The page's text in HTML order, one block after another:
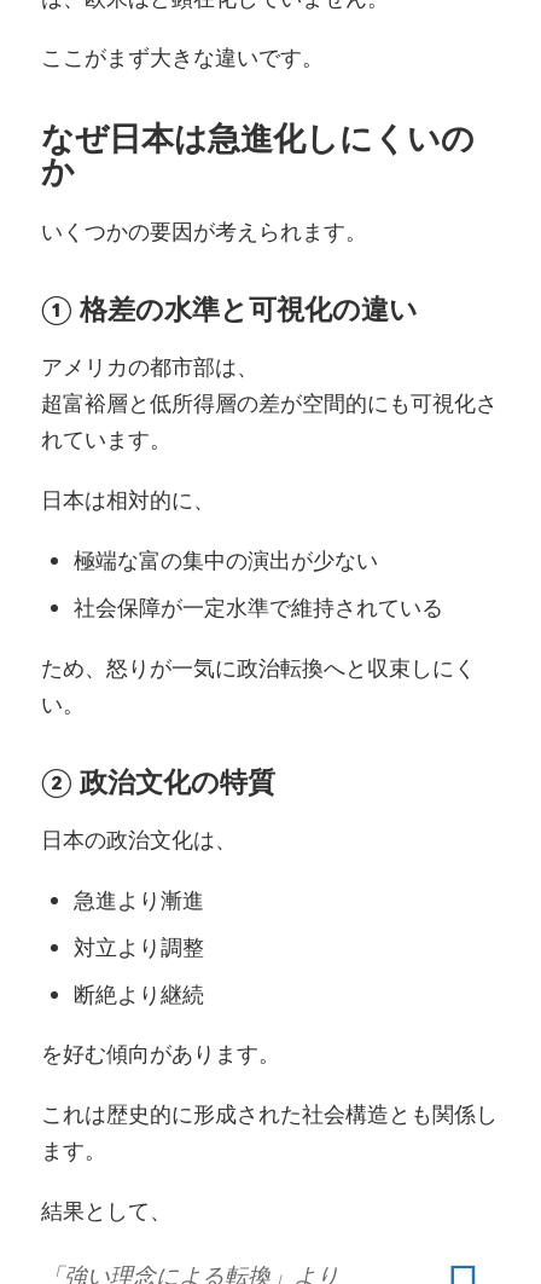
ここがまず大きな違いです。
なぜ日本は急進化しにくいの
か
いくつかの要因が考えられます。
① 格差の水準と可視化の違い
アメリカの都市部は、
超富裕層と低所得層の差が空間的にも可視化さ
れています。
日本は相対的に、
極端な富の集中の演出が少ない
社会保障が一定水準で維持されている
ため、怒りが一気に政治転換へと収束しにく
い。
② 政治文化の特質
日本の政治文化は、
急進より漸進
対立より調整
断絶より継続
を好む傾向があります。
これは歴史的に形成された社会構造とも関係し
ます。
結果として、
「強い理念による転換」より